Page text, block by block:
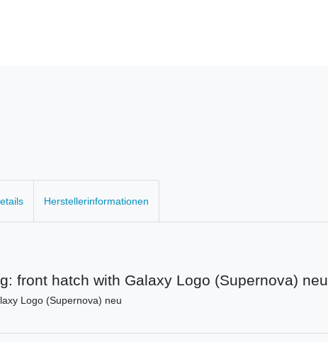
Herstellerinformationen
front hatch with Galaxy Logo (Supernova) neu
Logo (Supernova) neu